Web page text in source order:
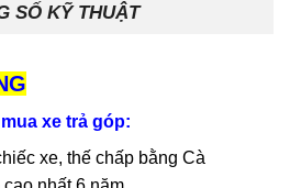
SỐ KỸ THUẬT
xe trả góp:
xe, thế chấp bằng Cà